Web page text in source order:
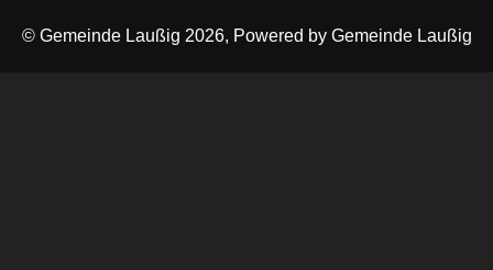
© Gemeinde Laußig 2026, Powered by Gemeinde Laußig